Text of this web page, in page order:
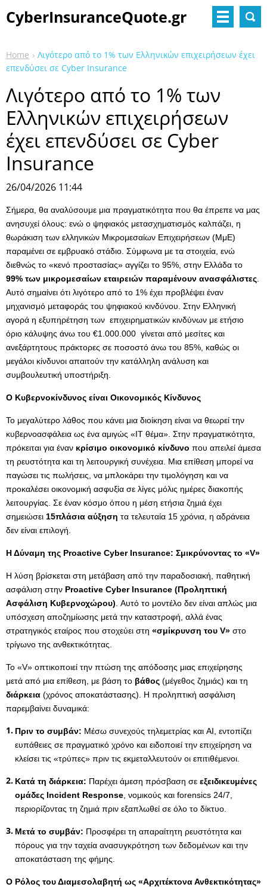
CyberInsuranceQuote.gr
Home
Λιγότερο από το 1% των Ελληνικών επιχειρήσεων έχει
επενδύσει σε Cyber Insurance
Λιγότερο από το 1% των
Ελληνικών επιχειρήσεων
έχει επενδύσει σε Cyber
Insurance
26/04/2026 11:44
Σήμερα, θα αναλύσουμε μια πραγματικότητα που θα έπρεπε να μας
ανησυχεί όλους: ενώ ο ψηφιακός μετασχηματισμός καλπάζει, η
θωράκιση των ελληνικών Μικρομεσαίων Επιχειρήσεων (ΜμΕ)
παραμένει σε εμβρυακό στάδιο. Σύμφωνα με τα στοιχεία, ενώ
διεθνώς το «κενό προστασίας» αγγίζει το 95%, στην Ελλάδα το
99% των μικρομεσαίων εταιρειών παραμένουν ανασφάλιστες
Αυτό σημαίνει ότι λιγότερο από το 1% έχει προβλέψει έναν
μηχανισμό μεταφοράς του ψηφιακού κινδύνου. Στην Ελληνική
αγορά η εξυπηρέτηση των επιχειρηματικών κινδύνων με ετήσιο
όριο κάλυψης άνω του €1.000.000 γίνεται από μεσίτες και
ανεξάρτητους πράκτορες σε ποσοστό άνω του 85%, καθώς οι
μεγάλοι κίνδυνοι απαιτούν την κατάλληλη ανάλυση και
συμβουλευτική υποστήριξη.
Ο Κυβερνοκίνδυνος είναι Οικονομικός Κίνδυνος
Το μεγαλύτερο λάθος που κάνει μια διοίκηση είναι να θεωρεί την
κυβερνοασφάλεια ως ένα αμιγώς «IT θέμα». Στην πραγματικότητα,
πρόκειται για έναν κρίσιμο οικονομικό κίνδυνο που απειλεί άμεσα
τη ρευστότητα και τη λειτουργική συνέχεια. Μια επίθεση μπορεί να
παγώσει τις πωλήσεις, να μπλοκάρει την τιμολόγηση και να
προκαλέσει οικονομική ασφυξία σε λίγες μόλις ημέρες διακοπής
λειτουργίας. Σε έναν κόσμο όπου η μέση ετήσια ζημιά έχει
σημειώσει 15πλάσια αύξηση τα τελευταία 15 χρόνια, η αδράνεια
δεν είναι επιλογή.
Η Δύναμη της Proactive CyberInsurance: Σμικρύνοντας το «V»
Η λύση βρίσκεται στη μετάβαση από την παραδοσιακή, παθητική
ασφάλιση στην Proactive CyberInsurance (Προληπτική
Ασφάλιση Κυβερνοχώρου) . Αυτό το μοντέλο δεν είναι απλώς μια
υπόσχεση αποζημίωσης μετά την καταστροφή, αλλά ένας
στρατηγικός εταίρος που στοχεύει στη «σμίκρυνση του V» στο
τρίγωνο της ανθεκτικότητας.
Το «V» οπτικοποιεί την πτώση της απόδοσης μιας επιχείρησης
μετά από μια επίθεση, με βάση το βάθος (μέγεθος ζημιάς) και τη
διάρκεια (χρόνος αποκατάστασης). Η προληπτική ασφάλιση
παρεμβαίνει δυναμικά:
Πριν το συμβάν: Μέσω συνεχούς τηλεμετρίας και AI, εντοπίζει
ευπάθειες σε πραγματικό χρόνο και ειδοποιεί την επιχείρηση να
κλείσει τις «τρύπες» πριν τις εκμεταλλευτούν οι επιτιθέμενοι.
Κατά τη διάρκεια: Παρέχει άμεση πρόσβαση σε εξειδικευμένες
ομάδες Incident Response , νομικούς και forensics 24/7,
περιορίζοντας τη ζημιά πριν εξαπλωθεί σε όλο το δίκτυο.
Μετά το συμβάν: Προσφέρει τη απαραίτητη ρευστότητα και
πόρους για την ταχεία ανασυγκρότηση των δεδομένων και την
αποκατάσταση της φήμης.
Ο Ρόλος του Διαμεσολαβητή ως «Αρχιτέκτονα Ανθεκτικότητας»